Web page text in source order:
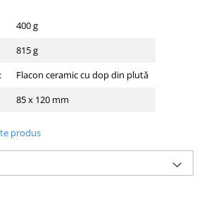
400 g
815 g
Flacon ceramic cu dop din plută
85 x 120 mm
produs